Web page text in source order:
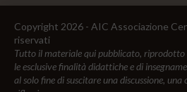
Copyright 2026 - AIC Associazione
riservati
Tutto il materiale qui pubblicato, riprodotto
le esclusive finalità didattiche e di
al solo fine di suscitare una discussione,